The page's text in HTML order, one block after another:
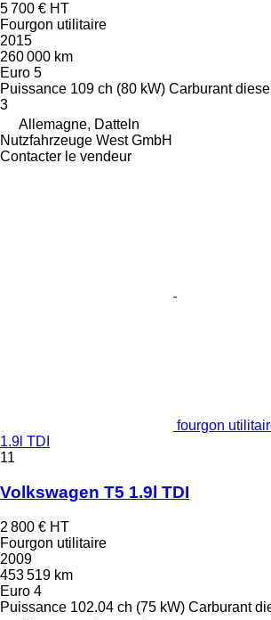
5 700 € HT
Fourgon utilitaire
2015
260 000 km
Euro 5
Puissance 109 ch (80 kW) Carburant diesel
3
Allemagne, Datteln
Nutzfahrzeuge West GmbH
Contacter le vendeur
fourgon
1.9l TDI
11
Volkswagen T5 1.9l TDI
2 800 € HT
Fourgon utilitaire
2009
453 519 km
Euro 4
Puissance 102.04 ch (75 kW) Carburant